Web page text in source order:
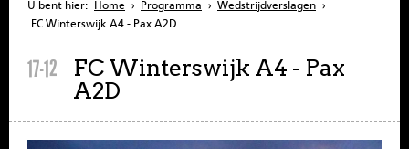
OVER FCW
INFORMATIE
U bent hier: Home › Programma › Wedstrijdverslagen ›
FC Winterswijk A4 - Pax A2D
17-12
FC Winterswijk A4 - Pax
A2D